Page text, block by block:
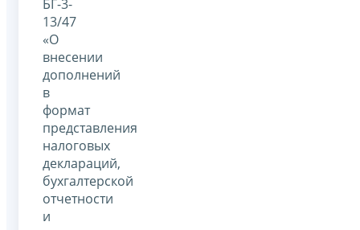
БГ-3-
13/47
«О
внесении
дополнений
в
формат
представления
налоговых
деклараций,
бухгалтерской
отчетности
и